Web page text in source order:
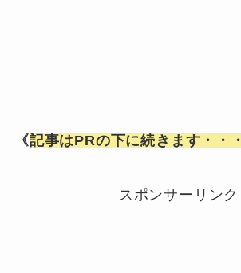
《記事はPRの下に続きます・・・
スポンサーリンク